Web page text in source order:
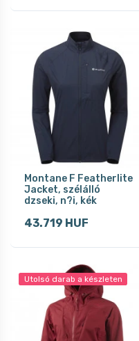
Montane F Featherlite
Jacket, szélálló
dzseki, n?i, kék
43.719 HUF
Utolsó darab a készleten